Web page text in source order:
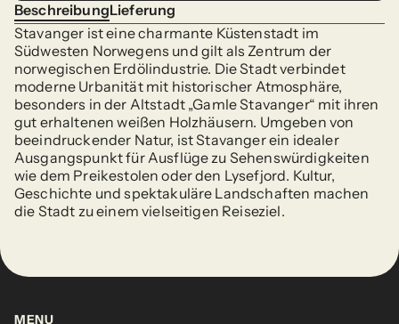
Beschreibung
Beschreibung
Lieferung
Lieferung
Stavanger ist eine charmante Küstenstadt im
Südwesten Norwegens und gilt als Zentrum der
norwegischen Erdölindustrie. Die Stadt verbindet
moderne Urbanität mit historischer Atmosphäre,
besonders in der Altstadt „Gamle Stavanger“ mit ihren
gut erhaltenen weißen Holzhäusern. Umgeben von
beeindruckender Natur, ist Stavanger ein idealer
Ausgangspunkt für Ausflüge zu Sehenswürdigkeiten
wie dem Preikestolen oder den Lysefjord. Kultur,
Geschichte und spektakuläre Landschaften machen
die Stadt zu einem vielseitigen Reiseziel.
MENU